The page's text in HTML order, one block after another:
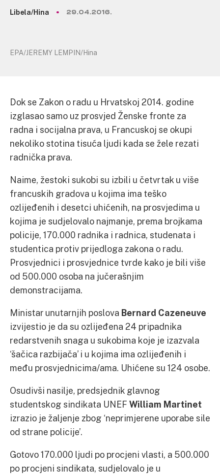
Libela/Hina 29.04.2016.
EPA/JEREMY LEMPIN/Hina
Dok se Zakon o radu u Hrvatskoj 2014. godine
izglasao samo uz prosvjed Ženske fronte za
radna i socijalna prava, u Francuskoj se okupi
nekoliko stotina tisuća ljudi kada se žele rezati
radnička prava.
Naime, žestoki sukobi su izbili u četvrtak u više
francuskih gradova u kojima ima teško
ozlijeđenih i desetci uhićenih, na prosvjedima u
kojima je sudjelovalo najmanje, prema brojkama
policije, 170.000 radnika i radnica, studenata i
studentica protiv prijedloga zakona o radu.
Prosvjednici i prosvjednice tvrde kako je bili više
od 500.000 osoba na jučerašnjim
demonstracijama.
Ministar unutarnjih poslova Bernard Cazeneuve
izvijestio je da su ozlijeđena 24 pripadnika
redarstvenih snaga u sukobima koje je izazvala
‘šačica razbijača’ i u kojima ima ozlijeđenih i
među prosvjednicima/ama. Uhićene su 124 osobe.
Osudivši nasilje, predsjednik glavnog
studentskog sindikata UNEF William Martinet
izrazio je žaljenje zbog ‘neprimjerene uporabe sile
od strane policije’.
Gotovo 170.000 ljudi po procjeni vlasti, a 500.000
po procjeni sindikata, sudjelovalo je u